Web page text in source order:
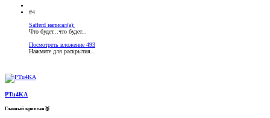
#4
Safferd написал(а):
Что будет...что будет...
Посмотреть вложение 493
Нажмите для раскрытия...
PTu4KA
Главный криптан🥇